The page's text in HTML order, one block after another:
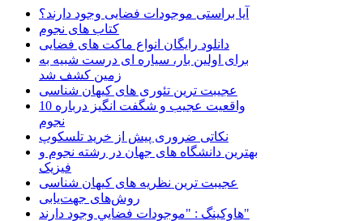
آیا براستی موجودات فضایی وجود دارند؟
کتاب های نجوم
دانلود رایگان انواع ماکت های فضایی
برای اولین بار، سیاره ای درست شبیه به
زمین کشف شد
عجیبت ترین تئوری های کیهان شناسی
10 واقعیت عجیب و شگفت انگیز درباره
نجوم
نکاتی ضروری پیش از خرید تلسکوپ
بهترین دانشگاه های جهان در رشته نجوم و
فیزیک
عجیبت ترین نظریه های کیهان شناسی
روش‌های جهت‌یابی
هاوكينگ : "موجودات فضايي وجود دارند"